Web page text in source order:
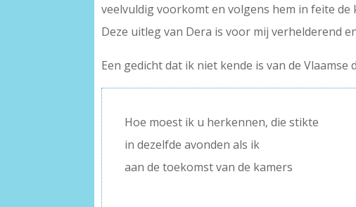
veelvuldig voorkomt en volgens hem in feite de
Deze uitleg van Dera is voor mij verhelderend
Een gedicht dat ik niet kende is van de Vlaamse
Hoe moest ik u herkennen, die stikte
in dezelfde avonden als ik
aan de toekomst van de kamers